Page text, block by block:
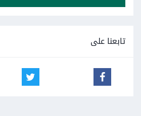
تابعنا على